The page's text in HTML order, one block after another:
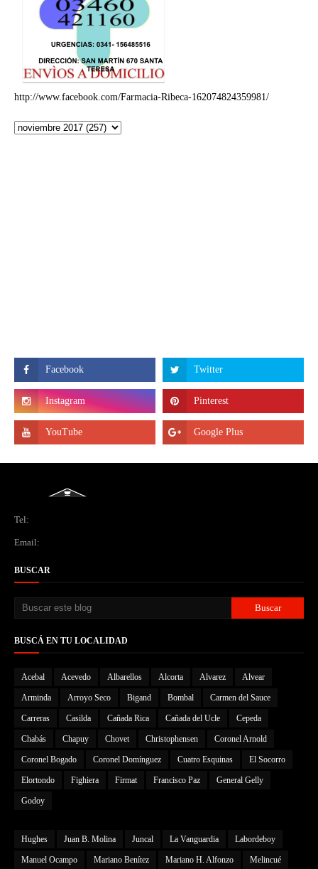
http://www.facebook.com/Farmacia-Ribeca-162074824359981/
Tel:
Email:
BUSCAR
BUSCÁ EN TU LOCALIDAD
Acebal Acevedo Albarellos Alcorta Alvarez Alvear
Arminda Arroyo Seco Bigand Bombal Carmen del Sauce
Carreras Casilda Cañada Rica Cañada del Ucle Cepeda
Chabás Chapuy Chovet Christophensen Coronel Arnold
Coronel Bogado Coronel Domínguez Cuatro Esquinas El Socorro
Elortondo Fighiera Firmat Francisco Paz General Gelly
Godoy
Hughes Juan B. Molina Juncal La Vanguardia Labordeboy
Manuel Ocampo Mariano Benítez Mariano H. Alfonzo Melincué